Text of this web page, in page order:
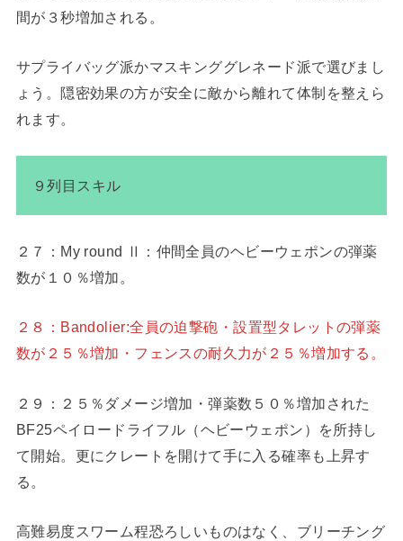
間が３秒増加される。
サプライバッグ派かマスキンググレネード派で選びまし
ょう。隠密効果の方が安全に敵から離れて体制を整えら
れます。
９列目スキル
２７：My round Ⅱ：仲間全員のヘビーウェポンの弾薬
数が１０％増加。
２８：Bandolier:全員の迫撃砲・設置型タレットの弾薬
数が２５％増加・フェンスの耐久力が２５％増加する。
２９：２５％ダメージ増加・弾薬数５０％増加された
BF25ペイロードライフル（ヘビーウェポン）を所持し
て開始。更にクレートを開けて手に入る確率も上昇す
る。
高難易度スワーム程恐ろしいものはなく、ブリーチング